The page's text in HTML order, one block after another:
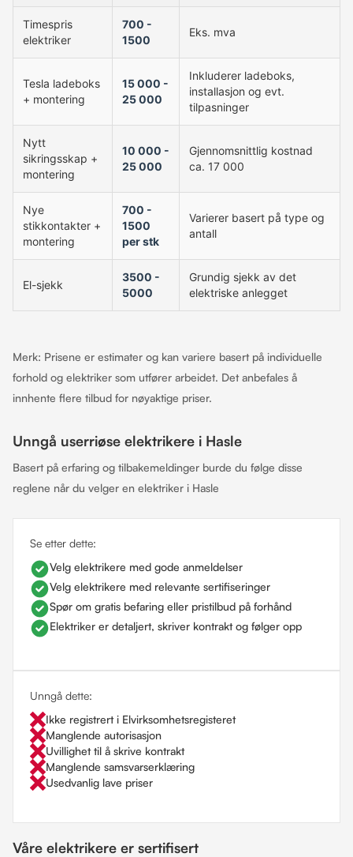
Timespris
elektriker
700 -
1500
Eks. mva
Tesla ladeboks
+ montering
15 000 -
25 000
Inkluderer ladeboks,
installasjon og evt.
tilpasninger
Nytt
sikringsskap +
montering
10 000 -
25 000
Gjennomsnittlig kostnad
ca. 17 000
Nye
stikkontakter +
montering
700 -
1500
per stk
Varierer basert på type og
antall
El-sjekk
3500 -
5000
Grundig sjekk av det
elektriske anlegget
Merk: Prisene er estimater og kan variere basert på individuelle
forhold og elektriker som utfører arbeidet. Det anbefales å
innhente flere tilbud for nøyaktige priser.
Unngå userriøse elektrikere i Hasle
Basert på erfaring og tilbakemeldinger burde du følge disse
reglene når du velger en elektriker i Hasle
Se etter dette:
Velg elektrikere med gode anmeldelser
Velg elektrikere med relevante sertifiseringer
Spør om gratis befaring eller pristilbud på forhånd
Elektriker er detaljert, skriver kontrakt og følger opp
Unngå dette:
Ikke registrert i Elvirksomhetsregisteret
Manglende autorisasjon
Uvillighet til å skrive kontrakt
Manglende samsvarserklæring
Usedvanlig lave priser
Våre elektrikere er sertifisert